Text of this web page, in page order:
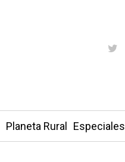
Planeta Rural Especiales